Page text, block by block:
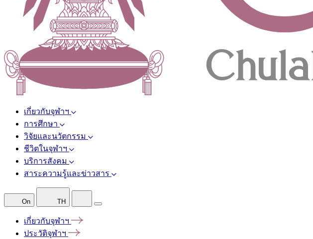
เกี่ยวกับจุฬาฯ
การศึกษา
วิจัยและนวัตกรรม
ชีวิตในจุฬาฯ
บริการสังคม
สาระความรู้และข่าวสาร
On TH
เกี่ยวกับจุฬาฯ
ประวัติจุฬาฯ